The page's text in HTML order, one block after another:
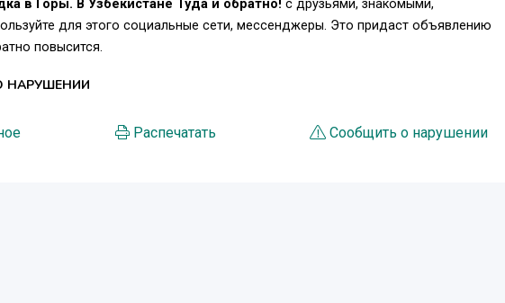
в Горы. В Узбекистане Туда и обратно! с друзьями, знакомыми,
для этого социальные сети, мессенджеры. Это придаст объявлению
повысится.
НАРУШЕНИИ
Распечатать Сообщить о нарушении